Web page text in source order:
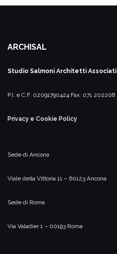
ARCHISAL
Studio Salmoni Architetti Associati
P.I. e C.F. 02091790424 Fax: 071 202208
Privacy e Cookie Policy
Sede di Ancona
Viale della Vittoria 11 – 60123 Ancona
Sede di Roma
Via Valadier 1 – 00193 Roma